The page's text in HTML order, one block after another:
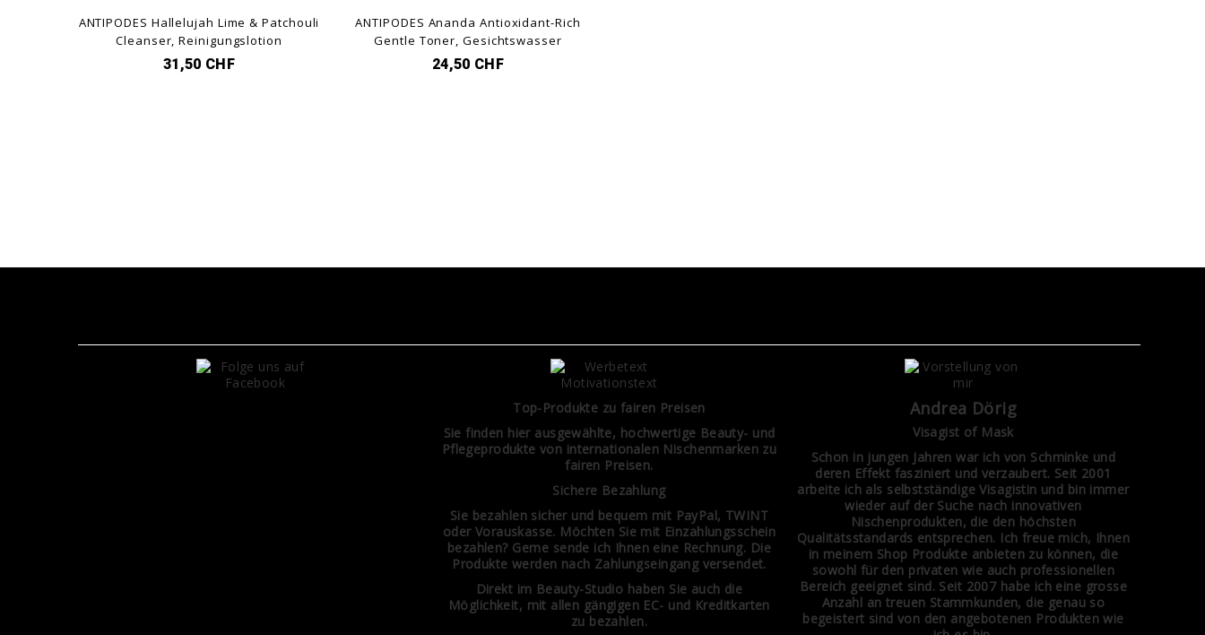
ANTIPODES Hallelujah Lime & Patchouli
Cleanser, Reinigungslotion
31,50 CHF
ANTIPODES Ananda Antioxidant-Rich
Gentle Toner, Gesichtswasser
24,50 CHF
Top-Produkte zu fairen Preisen
Sie finden hier ausgewählte, hochwertige Beauty- und
Pflegeprodukte von internationalen Nischenmarken zu
fairen Preisen.
Sichere Bezahlung
Sie bezahlen sicher und bequem mit PayPal, TWINT
oder Vorauskasse. Möchten Sie mit Einzahlungsschein
bezahlen? Gerne sende ich Ihnen eine Rechnung. Die
Produkte werden nach Zahlungseingang versendet.
Direkt im Beauty-Studio haben Sie auch die
Möglichkeit, mit allen gängigen EC- und Kreditkarten
zu bezahlen.
Andrea Dörig
Visagist of Mask
Schon in jungen Jahren war ich von Schminke und
deren Effekt fasziniert und verzaubert. Seit 2001
arbeite ich als selbstständige Visagistin und bin immer
wieder auf der Suche nach innovativen
Nischenprodukten, die den höchsten
Qualitätsstandards entsprechen. Ich freue mich, Ihnen
in meinem Shop Produkte anbieten zu können, die
sowohl für den privaten wie auch professionellen
Bereich geeignet sind. Seit 2007 habe ich eine grosse
Anzahl an treuen Stammkunden, die genau so
begeistert sind von den angebotenen Produkten wie